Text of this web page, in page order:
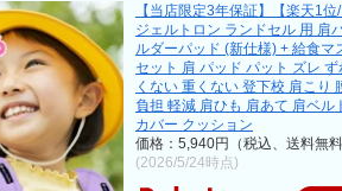
【当店限定3年保証】【楽天1
ジェルトロン ランドセル 用 肩
ルダーパッド (新仕様) + 給食マ
セット 肩 パッド パット ズレ
くない 重くない 登下校 肩こり
負担 軽減 肩ひも 肩あて 肩ベル
カバー クッション
価格：5,940円（税込、送料無
(2026/5/24時点)